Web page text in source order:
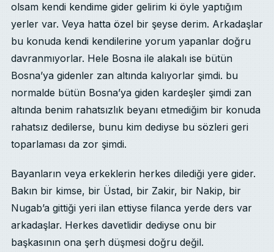
olsam kendi kendime gider gelirim ki öyle yaptığım
yerler var. Veya hatta özel bir şeyse derim. Arkadaşlar
bu konuda kendi kendilerine yorum yapanlar doğru
davranmıyorlar. Hele Bosna ile alakalı ise bütün
Bosna’ya gidenler zan altında kalıyorlar şimdi. bu
normalde bütün Bosna’ya giden kardeşler şimdi zan
altında benim rahatsızlık beyanı etmediğim bir konuda
rahatsız dedilerse, bunu kim dediyse bu sözleri geri
toparlaması da zor şimdi.
Bayanların veya erkeklerin herkes dilediği yere gider.
Bakın bir kimse, bir Üstad, bir Zakir, bir Nakip, bir
Nugab’a gittiği yeri ilan ettiyse filanca yerde ders var
arkadaşlar. Herkes davetlidir dediyse onu bir
başkasının ona şerh düşmesi doğru değil.